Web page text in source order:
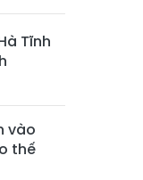
Tĩnh
vào
thế